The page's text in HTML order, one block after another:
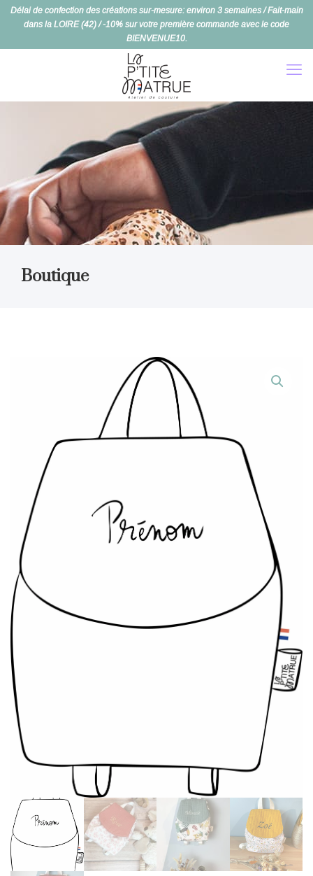
Délai de confection des créations sur-mesure: environ 3 semaines / Fait-main
dans la LOIRE (42) / -10% sur votre première commande avec le code
BIENVENUE10.
Boutique